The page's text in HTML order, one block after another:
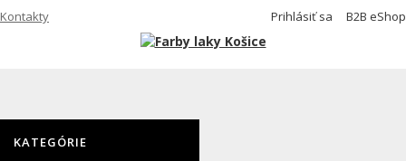
Kontakty Prihlásiť sa B2B eShop
KATEGÓRIE